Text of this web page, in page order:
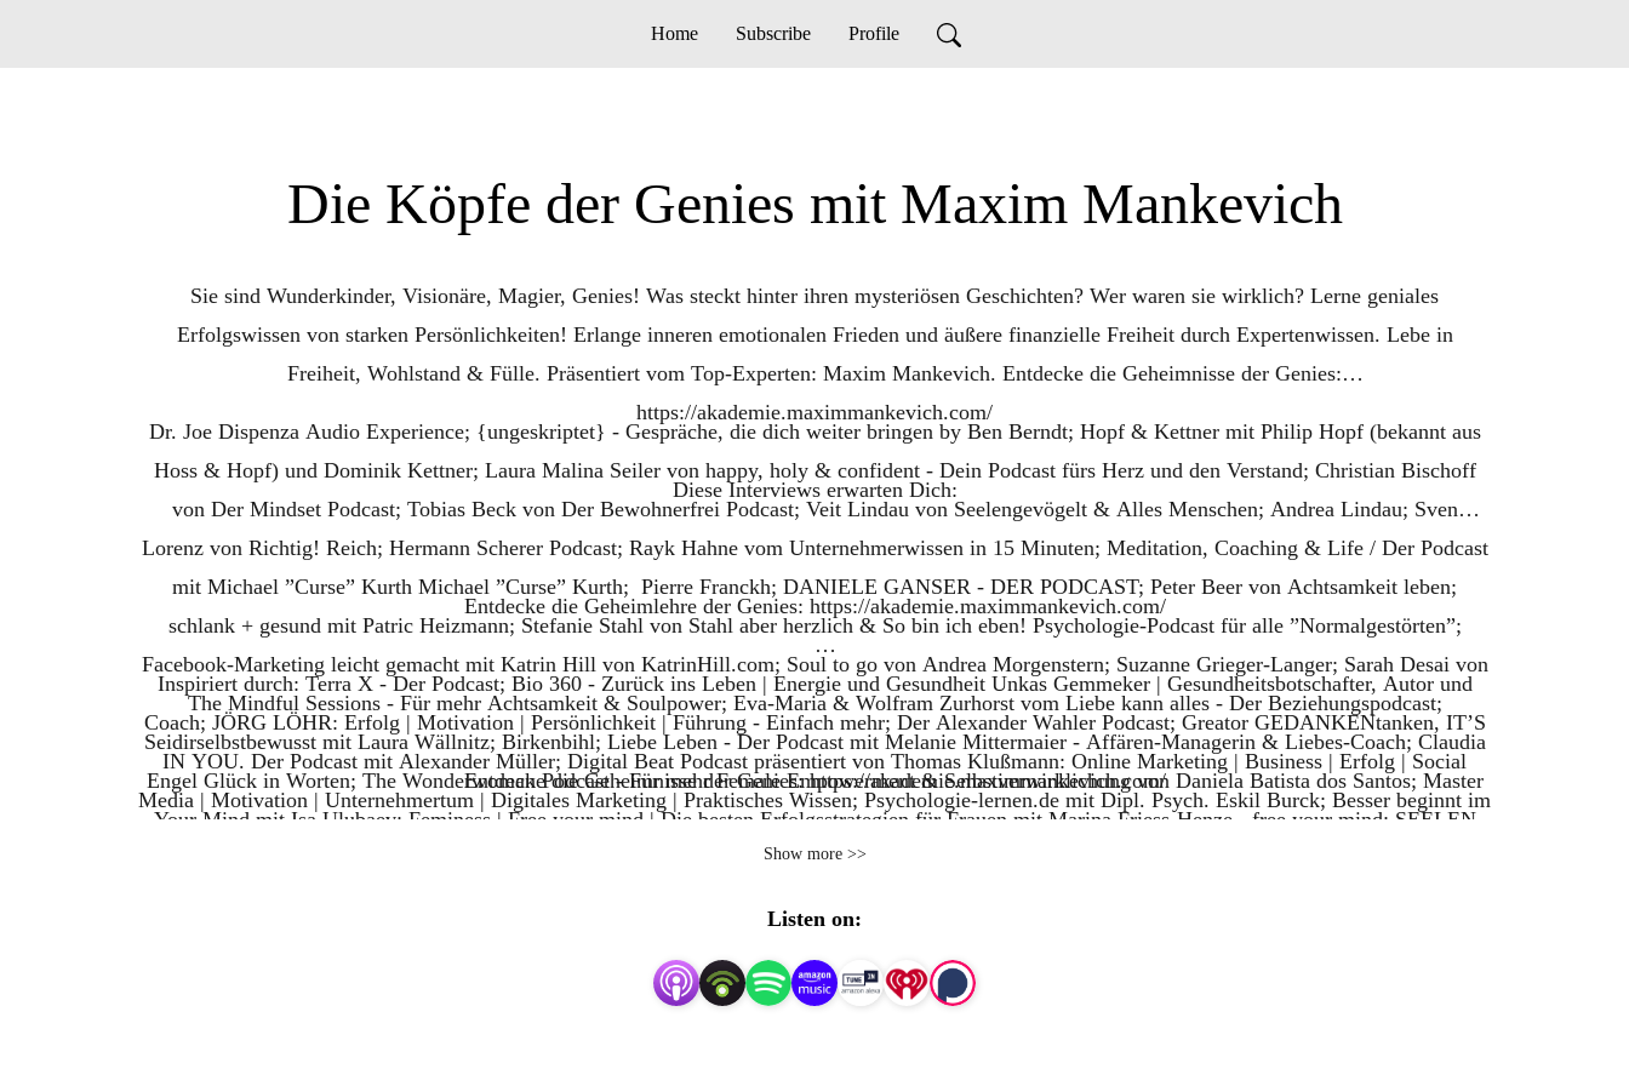
Home Subscribe Profile
Die Köpfe der Genies mit Maxim Mankevich
Sie sind Wunderkinder, Visionäre, Magier, Genies! Was steckt hinter ihren mysteriösen Geschichten? Wer waren sie wirklich? Lerne geniales
Erfolgswissen von starken Persönlichkeiten! Erlange inneren emotionalen Frieden und äußere finanzielle Freiheit durch Expertenwissen. Lebe in
Freiheit, Wohlstand & Fülle. Präsentiert vom Top-Experten: Maxim Mankevich. Entdecke die Geheimnisse der Genies:
https://akademie.maximmankevich.com/
Diese Interviews erwarten Dich:
Dr. Joe Dispenza Audio Experience; {ungeskriptet} - Gespräche, die dich weiter bringen by Ben Berndt; Hopf & Kettner mit Philip Hopf (bekannt aus
Hoss & Hopf) und Dominik Kettner; Laura Malina Seiler von happy, holy & confident - Dein Podcast fürs Herz und den Verstand; Christian Bischoff
von Der Mindset Podcast; Tobias Beck von Der Bewohnerfrei Podcast; Veit Lindau von Seelengevögelt & Alles Menschen; Andrea Lindau; Sven
Lorenz von Richtig! Reich; Hermann Scherer Podcast; Rayk Hahne vom Unternehmerwissen in 15 Minuten; Meditation, Coaching & Life / Der Podcast
mit Michael ”Curse” Kurth Michael ”Curse” Kurth; Pierre Franckh; DANIELE GANSER - DER PODCAST; Peter Beer von Achtsamkeit leben;
schlank + gesund mit Patric Heizmann; Stefanie Stahl von Stahl aber herzlich & So bin ich eben! Psychologie-Podcast für alle ”Normalgestörten”;
Facebook-Marketing leicht gemacht mit Katrin Hill von KatrinHill.com; Soul to go von Andrea Morgenstern; Suzanne Grieger-Langer; Sarah Desai von
The Mindful Sessions - Für mehr Achtsamkeit & Soulpower; Eva-Maria & Wolfram Zurhorst vom Liebe kann alles - Der Beziehungspodcast;
Seidirselbstbewusst mit Laura Wällnitz; Birkenbihl; Liebe Leben - Der Podcast mit Melanie Mittermaier - Affären-Managerin & Liebes-Coach; Claudia
Engel Glück in Worten; The Wonderwoman Podcast - Für mehr Female Empowerment & Selbstverwirklichung von Daniela Batista dos Santos; Master
Your Mind mit Isa Ulubaev; Feminess | Free your mind | Die besten Erfolgsstrategien für Frauen mit Marina Friess-Henze - free your mind; SEELEN
STRIPTEASE! Sex. Selbstliebe. Bewusstsein. mit Kathrin Ismaier - Gesundheitspraktikerin für bewusste Sexualität & Selbstliebe Coach; Effortless
Heilpraktikerin für Psychotherapie; Daniela Ben Said; Ludger Quante; Dr. Mareike Awe Wohlfühlgewicht - intuitive Ernährung, Achtsamkeit,
Selbstliebe, Meditation & Motivation, ”Erst annehmen, dann abnehmen!”; SoulFood Journey von Kira Siefert; HEALED by Lea Vogel - ein Podcast für
Entdecke die Geheimlehre der Genies: https://akademie.maximmankevich.com/
Inspiriert durch: Terra X - Der Podcast; Bio 360 - Zurück ins Leben | Energie und Gesundheit Unkas Gemmeker | Gesundheitsbotschafter, Autor und
Coach; JÖRG LÖHR: Erfolg | Motivation | Persönlichkeit | Führung - Einfach mehr; Der Alexander Wahler Podcast; Greator GEDANKENtanken, IT’S
IN YOU. Der Podcast mit Alexander Müller; Digital Beat Podcast präsentiert von Thomas Klußmann: Online Marketing | Business | Erfolg | Social
Media | Motivation | Unternehmertum | Digitales Marketing | Praktisches Wissen; Psychologie-lernen.de mit Dipl. Psych. Eskil Burck; Besser beginnt im
mit Dave Brych; Dieter Lange; Natascha Wegelin Der Madame Moneypenny Podcast mit Natascha Wegelin; Podkinski; Rüdiger Dahlke; NLP-fresh-up
mit Wiebke Lüth | fresh-academy; VERKAUFEN. Martin Limbeck; Markus Fischer Gewaltfreie Kommunikation Persönlichkeitsentwicklung mit
Markus Fischer; Biyon Kattilathu von Schokolade für die Seele; Einschlafen Podcast Toby Baier; Eine Stunde History - Deutschlandfunk Nova; Auf die
Entdecke die Geheimnisse der Genies: https://akademie.maximmankevich.com/
Show more >>
Listen on: